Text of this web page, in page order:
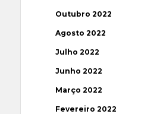
Outubro 2022
Agosto 2022
Julho 2022
Junho 2022
Março 2022
Fevereiro 2022